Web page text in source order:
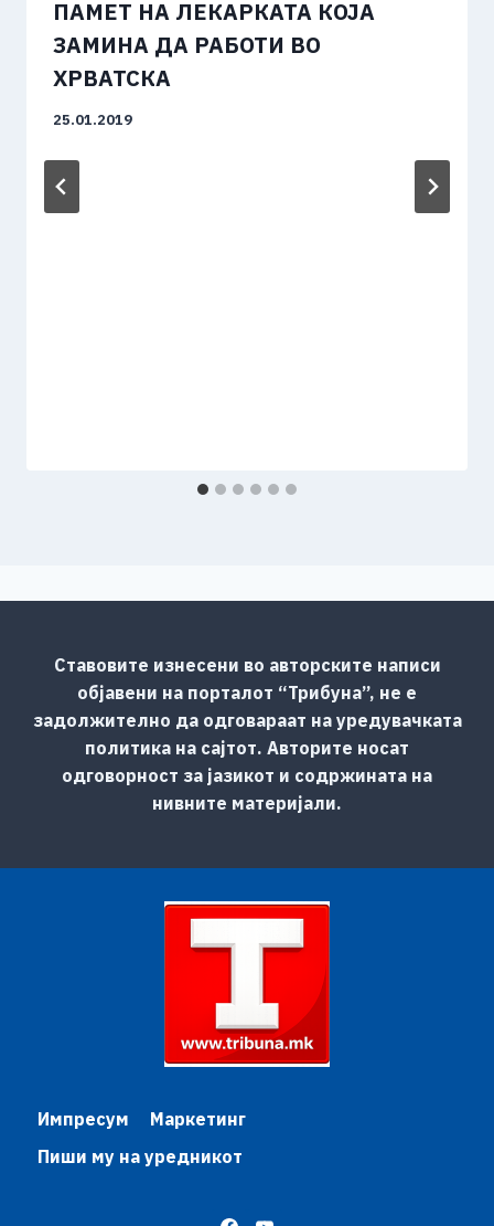
ПАМЕТ НА ЛЕКАРКАТА КОЈА
ЗАМИНА ДА РАБОТИ ВО
ХРВАТСКА
25.01.2019
Ставовите изнесени во авторските написи
објавени на порталот “Трибуна”, не е
задолжително да одговараат на уредувачката
политика на сајтот. Авторите носат
одговорност за јазикот и содржината на
нивните материјали.
Импресум
Маркетинг
Пиши му на уредникот